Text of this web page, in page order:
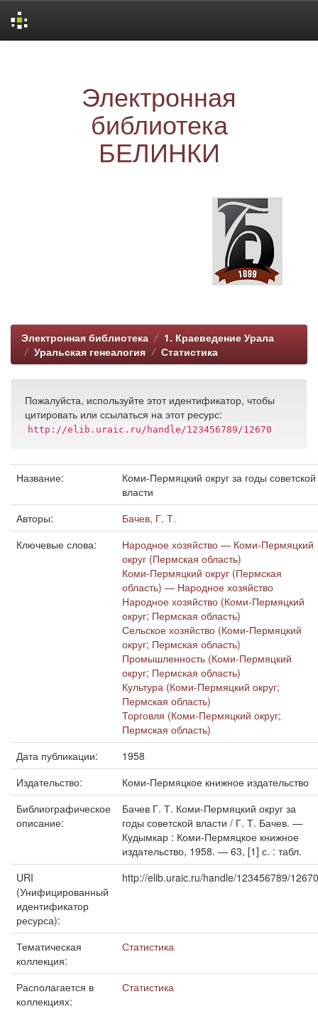
Электронная
библиотека
БЕЛИНКИ
Электронная библиотека
1. Краеведение Урала
Уральская генеалогия
Статистика
Пожалуйста, используйте этот идентификатор, чтобы
цитировать или ссылаться на этот ресурс:
http://elib.uraic.ru/handle/123456789/12670
Название:
Коми-Пермяцкий округ за годы советской
власти
Авторы:
Бачев, Г. Т.
Ключевые слова:
Народное хозяйство — Коми-Пермяцкий
округ (Пермская область)
Коми-Пермяцкий округ (Пермская
область) — Народное хозяйство
Народное хозяйство (Коми-Пермяцкий
округ; Пермская область)
Сельское хозяйство (Коми-Пермяцкий
округ; Пермская область)
Промышленность (Коми-Пермяцкий
округ; Пермская область)
Культура (Коми-Пермяцкий округ;
Пермская область)
Торговля (Коми-Пермяцкий округ;
Пермская область)
Дата публикации:
1958
Издательство:
Коми-Пермяцкое книжное издательство
Библиографическое
описание:
Бачев Г. Т. Коми-Пермяцкий округ за
годы советской власти / Г. Т. Бачев. —
Кудымкар : Коми-Пермяцкое книжное
издательство, 1958. — 63, [1] с. : табл.
URI
(Унифицированный
идентификатор
ресурса):
http://elib.uraic.ru/handle/123456789/12670
Тематическая
коллекция:
Статистика
Располагается в
коллекциях:
Статистика